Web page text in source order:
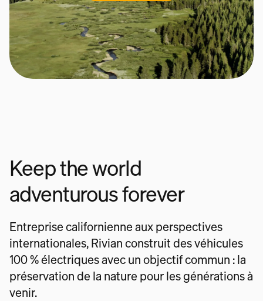
Keep the world
adventurous forever
Entreprise californienne aux perspectives
internationales, Rivian construit des véhicules
100 % électriques avec un objectif commun : la
préservation de la nature pour les générations à
venir.